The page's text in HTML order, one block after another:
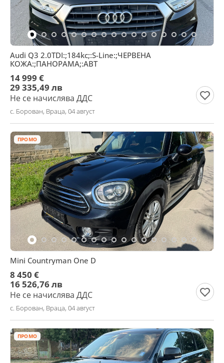
Audi Q3 2.0TDI:;184kc;:S-Line:;ЧЕРВЕНА
КОЖА:;ПАНОРАМА;:АВТ
14 999 €
29 335,49 лв
Не се начислява ДДС
с. Борован, Враца, 04 август
ПРОМО
Mini Countryman One D
8 450 €
16 526,76 лв
Не се начислява ДДС
с. Борован, Враца, 04 август
ПРОМО